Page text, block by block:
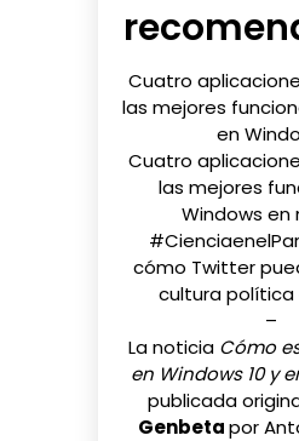
Cuatro
las mejores
en
Cuatro
las mejores
Windows en
cómo Twitter
cultura
–
La noticia Cómo
en Windows 10 y
publicada
Genbetapor